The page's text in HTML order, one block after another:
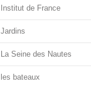
Institut de France
Jardins
La Seine des Nautes
les bateaux